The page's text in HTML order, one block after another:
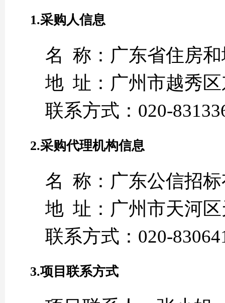
1.采购人信息
名 称：广东省住房
地 址：广州市越秀区
联系方式：020-
2.采购代理机构信息
名 称：广东公信招
地 址：广州市天河
联系方式：020-
3.项目联系方式